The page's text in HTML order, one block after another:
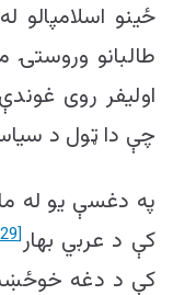
ځینو اسلامپالو
طالبانو وروستۍ
اولیفر روی
چې دا ټول د
په دغسې یو له
کې د عربي بهار[29]
کې د دغه